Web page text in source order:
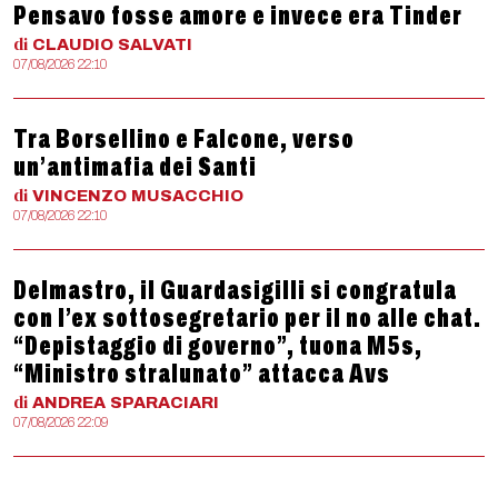
Pensavo fosse amore e invece era Tinder
di CLAUDIO SALVATI
07/08/2026 22:10
Tra Borsellino e Falcone, verso
un’antimafia dei Santi
di VINCENZO MUSACCHIO
07/08/2026 22:10
Delmastro, il Guardasigilli si congratula
con l’ex sottosegretario per il no alle chat.
“Depistaggio di governo”, tuona M5s,
“Ministro stralunato” attacca Avs
di ANDREA SPARACIARI
07/08/2026 22:09